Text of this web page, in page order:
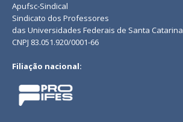
Apufsc-Sindical
Sindicato dos Professores
das Universidades Federais de Santa Catarina
CNPJ 83.051.920/0001-66
Filiação nacional: